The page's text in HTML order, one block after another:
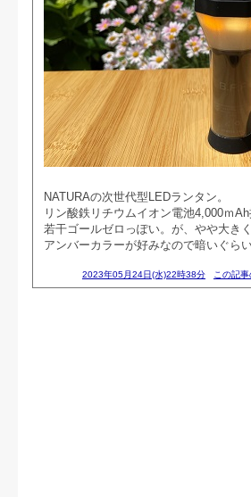
NATURAの次世代型LEDランタン。
リン酸鉄リチウムイオン電池4,000ｍAh
若干ゴールゼロっぽい。が、やや大き
アンバーカラーが好みなので暗いぐら
2023年05月24日(水)22時38分 この記事